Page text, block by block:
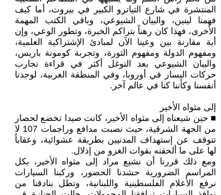
المنتشرة في شارع التياترو الكبير في بيروت، أما كيف
فهمنا لينين، والبيان الشيوعي، وباقي الكتب المهمة
الأخرى، فهذا كان رهناً بتراكم الخبرة، وتطور الوعي، وإن
أية مقارنة بين وعينا الآن لمبادئ الإشتراكية العلمية،
ومفهوم الدولة ومفهوم الثورة، وتجربة كومونة باريس،
والبيان الشيوعي بعد التوغل أكثر في قراءة تجارب
حركات اليسار في أوروبا، وفي المنطقة العربية، لوجدنا
أنفسنا وكأننا كنا في عالم آخر.
إلى مثواه الأخير
■ حين شيعناه إلى مثواه الأخير، كانت صيدا تخضع لحصار
من الجهة الشرقية، حيث نصبت مدافع وراجمات 107 لا
تتوقف عن إستهداف المدنيين بطريقة عشوائية، وعقاباً
لها على ما ألحقته بقوات الغزو من إذلال.
ومع ذلك قررنا أن نشيع مراد إلى مثواه الأخير، بكل
المراسم الضرورية حشدنا الحضور، وركبنا السيارات
نرفع الأعلام الفلسطينية واللبنانية، وتطل بنادقنا من